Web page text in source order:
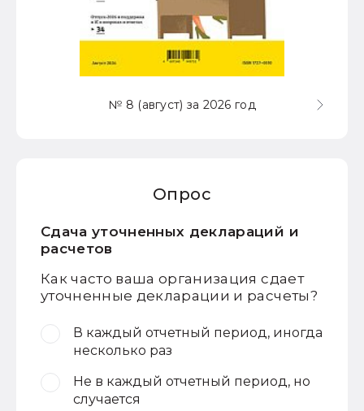
№ 8 (август) за 2026 год
Опрос
Сдача уточненных деклараций и
расчетов
Как часто ваша организация сдает
уточненные декларации и расчеты?
В каждый отчетный период, иногда
несколько раз
Не в каждый отчетный период, но
случается